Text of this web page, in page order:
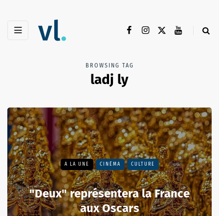
BROWSING TAG
ladj ly
A LA UNE CINÉMA CULTURE
"Deux" représentera la France
aux Oscars